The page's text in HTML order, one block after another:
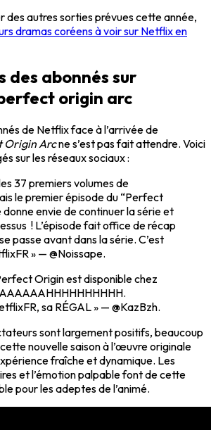
des autres sorties prévues cette année,
dramas coréens à voir sur Netflix en
des abonnés sur
origin arc
de Netflix face à l’arrivée de
Origin Arcne s’est pas fait attendre. Voici
sur les réseaux sociaux :
37 premiers volumes de
le premier épisode du “Perfect
donne envie de continuer la série et
! L’épisode fait office de récap
passe avant dans la série. C’est
» — @Noissape.
Origin est disponible chez
sa RÉGAL » — @KazBzh.
sont largement positifs, beaucoup
nouvelle saison à l’œuvre originale
fraîche et dynamique. Les
et l’émotion palpable font de cette
pour les adeptes de l’animé.